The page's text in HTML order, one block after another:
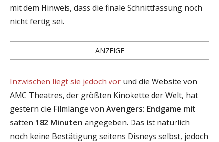
mit dem Hinweis, dass die finale Schnittfassung noch
nicht fertig sei.
ANZEIGE
Inzwischen liegt sie jedoch vor und die Website von
AMC Theatres, der größten Kinokette der Welt, hat
gestern die Filmlänge von Avengers: Endgame mit
satten 182 Minuten angegeben. Das ist natürlich
noch keine Bestätigung seitens Disneys selbst, jedoch